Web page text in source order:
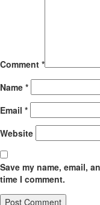
Comment *
Name *
Email *
Website
Save my name, email,
time I comment.